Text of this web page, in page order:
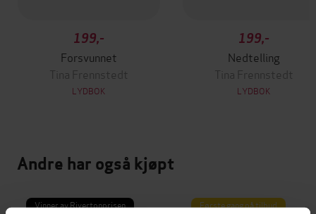
199,-
Forsvunnet
Tina Frennstedt
LYDBOK
199,-
Nedtelling
Tina Frennstedt
LYDBOK
Andre har også kjøpt
Vinner av Rivertonprisen Første gang på tilbud